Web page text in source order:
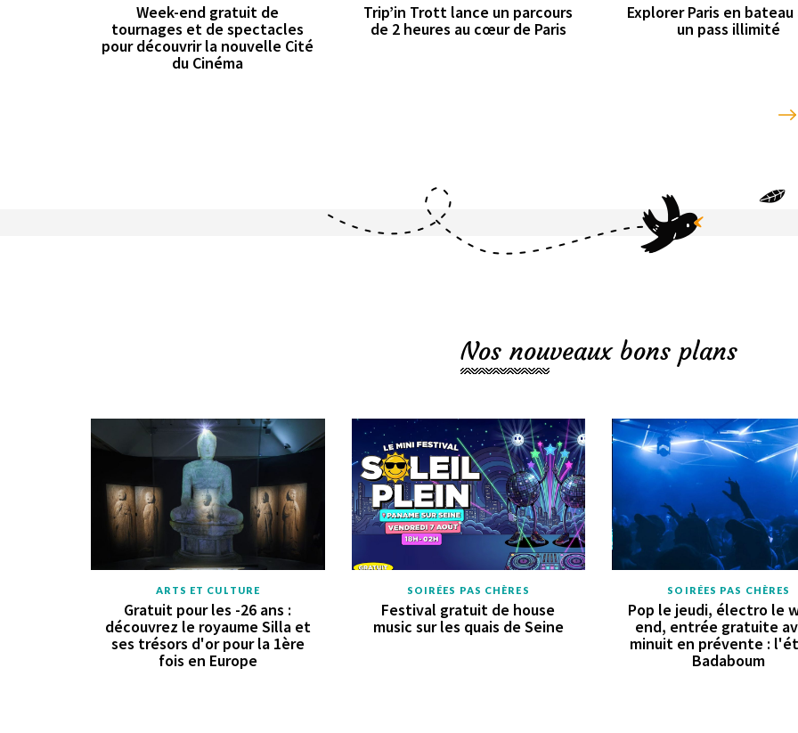
Week-end gratuit de
tournages et de spectacles
pour découvrir la nouvelle Cité
du Cinéma
Trip’in Trott lance un parcours
de 2 heures au cœur de Paris
Explorer Paris en bateau
un pass illimité
Nos nouveaux bons plans
ARTS ET CULTURE
Gratuit pour les -26 ans :
découvrez le royaume Silla et
ses trésors d'or pour la 1ère
fois en Europe
SOIRÉES PAS CHÈRES
Festival gratuit de house
music sur les quais de Seine
SOIRÉES PAS CHÈRES
Pop le jeudi, électro le
end, entrée gratuite
minuit en prévente :
Badaboum